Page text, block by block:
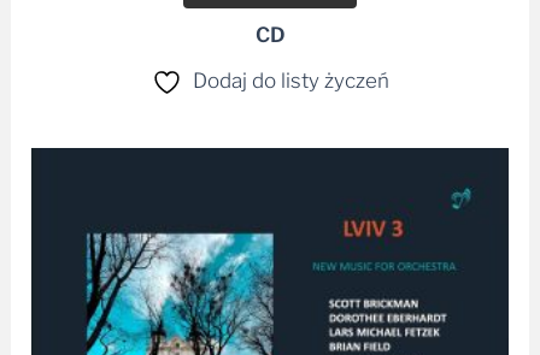
CD
Dodaj do listy życzeń